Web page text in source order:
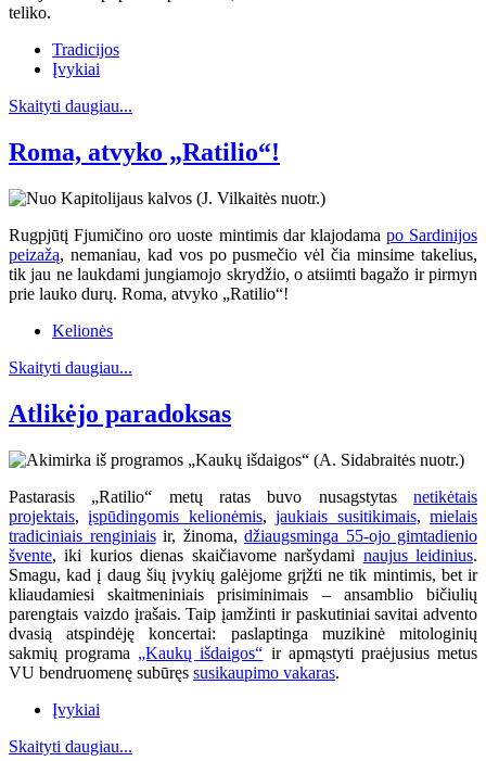
teliko.
Tradicijos
Įvykiai
Skaityti daugiau...
Roma, atvyko „Ratilio“!
Rugpjūtį Fjumičino oro uoste mintimis dar klajodama po Sardinijos
peizažą, nemaniau, kad vos po pusmečio vėl čia minsime takelius,
tik jau ne laukdami jungiamojo skrydžio, o atsiimti bagažo ir pirmyn
prie lauko durų. Roma, atvyko „Ratilio“!
Kelionės
Skaityti daugiau...
Atlikėjo paradoksas
Pastarasis „Ratilio“ metų ratas buvo nusagstytas netikėtais
projektais,įspūdingomis kelionėmis,jaukiais susitikimais,mielais
tradiciniais renginiaisir, žinoma, džiaugsminga 55-ojo gimtadienio
švente, iki kurios dienas skaičiavome naršydami naujus leidinius.
Smagu, kad į daug šių įvykių galėjome grįžti ne tik mintimis, bet ir
kliaudamiesi skaitmeniniais prisiminimais – ansamblio bičiulių
parengtais vaizdo įrašais. Taip įamžinti ir paskutiniai savitai advento
dvasią atspindėję koncertai: paslaptinga muzikinė mitologinių
sakmių programa „Kaukų išdaigos“ ir apmąstyti praėjusius metus
VU bendruomenę subūręs susikaupimo vakaras.
Įvykiai
Skaityti daugiau...